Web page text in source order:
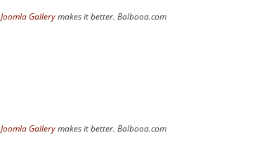
Joomla Gallerymakes it better. Balbooa.com
Joomla Gallerymakes it better. Balbooa.com